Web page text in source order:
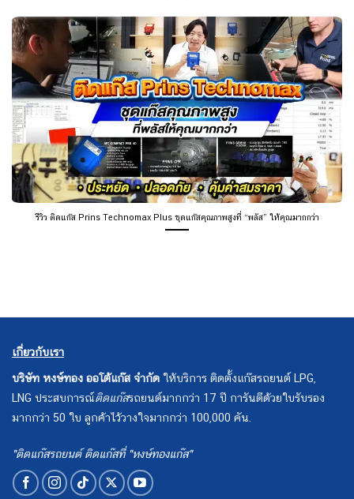
รีวิว ติดแก๊ส Prins Technomax Plus ชุดแก๊สคุณภาพสูงที่ “พลัส” ให้คุณมากกว่า
เกี่ยวกับเรา
บริษัท หงษ์ทอง ออโต้แก๊ส จำกัด ให้บริการ ติดตั้งแก๊สรถยนต์ LPG,
LNG ประสบการณ์ติดแก๊สรถยนต์มากกว่า 17 ปี การันตีด้วยใบรับรอง
มากกว่า 50 ใบ ลูกค้าไว้วางใจมากกว่า 100,000 คัน.
"ติดแก๊สรถยนต์ ติดแก๊สที่ "หงษ์ทองแก๊ส"